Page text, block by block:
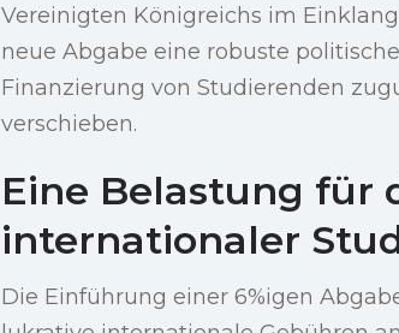
Vereinigten Königreichs im
neue Abgabe eine robuste
Finanzierung von Studierenden
verschieben.
Eine Belastung für
internationaler
Die Einführung einer 6%igen